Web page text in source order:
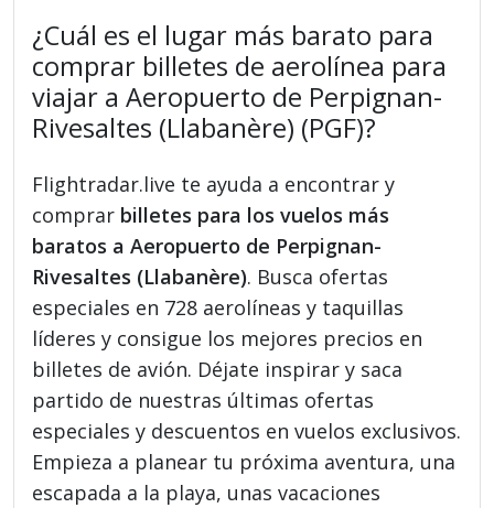
¿Cuál es el lugar más barato para
comprar billetes de aerolínea para
viajar a Aeropuerto de Perpignan-
Rivesaltes (Llabanère) (PGF)?
Flightradar.live te ayuda a encontrar y
comprar billetes para los vuelos más
baratos a Aeropuerto de Perpignan-
Rivesaltes (Llabanère). Busca ofertas
especiales en 728 aerolíneas y taquillas
líderes y consigue los mejores precios en
billetes de avión. Déjate inspirar y saca
partido de nuestras últimas ofertas
especiales y descuentos en vuelos exclusivos.
Empieza a planear tu próxima aventura, una
escapada a la playa, unas vacaciones